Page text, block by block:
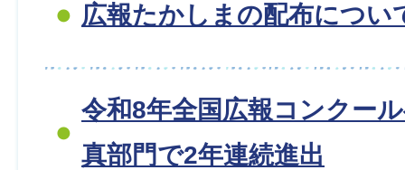
広報たかしまの配布につい
令和8年全国広報コンクー
真部門で2年連続進出